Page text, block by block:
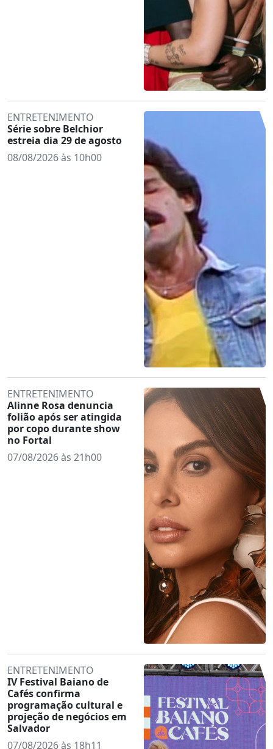
ENTRETENIMENTO
Série sobre Belchior
estreia dia 29 de agosto
08/08/2026 às 10h00
ENTRETENIMENTO
Alinne Rosa denuncia
folião após ser atingida
por copo durante show
no Fortal
07/08/2026 às 21h00
ENTRETENIMENTO
IV Festival Baiano de
Cafés confirma
programação cultural e
projeção de negócios em
Salvador
07/08/2026 às 18h11